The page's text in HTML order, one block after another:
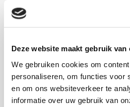
Deze website maakt gebruik van
We gebruiken cookies om
personaliseren, om functies voor
en om ons websiteverkeer te
informatie over uw gebruik van
€3,35
Toevoegen
DELEN: